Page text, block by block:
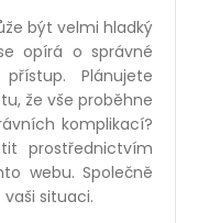
být velmi hladký
opírá o správné
Plánujete
že vše proběhne
komplikací?
prostřednictvím
webu. Společně
situaci.